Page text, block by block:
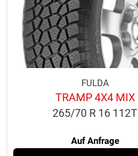
FULDA
TRAMP 4X4 MIX
265/70 R 16 112T
Auf Anfrage